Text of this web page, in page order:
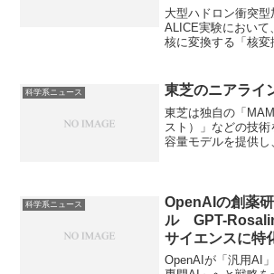
金に変化される
大型ハドロン衝突
ALICE実験において
核に変換する「核
させます。この電磁
ばすことで、鉛を金
す。ハドロン衝突
のように変換が起
とができます。
科学系ニュース 東芝のニアライ
東芝は独自の「
スト）」などの技
容量モデルを提供し
科学系ニュース
OpenAIの創薬
ル GPT-
サイエンスに特
OpenAIが「汎用AI